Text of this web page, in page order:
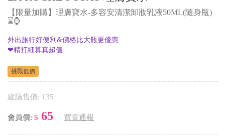
【限量加購】理膚寶水-多容安清潔卸妝乳液50ML(隨身瓶)
⌛⌚
外出旅行好便利&價格比大瓶更優惠
❤精打細算真超值
挑戰低價
建議售價: 135
會員價: $ 65 買貴通報